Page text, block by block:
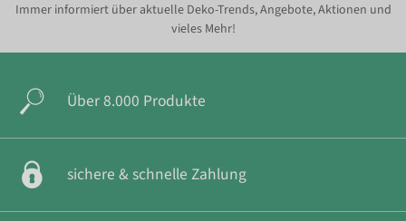
Immer informiert über aktuelle Deko-Trends, Angebote, Aktionen und
vieles Mehr!
Über 8.000 Produkte
sichere & schnelle Zahlung